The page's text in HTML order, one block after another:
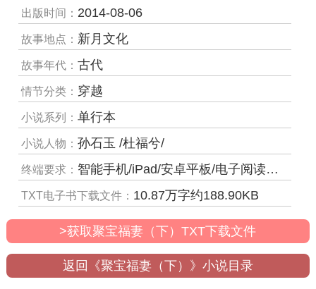
出版时间： 2014-08-06
故事地点： 新月文化
故事年代：古代
情节分类： 穿越
小说系列：单行本
小说人物：孙石玉 /杜福兮/
终端要求： 智能手机/iPad/安卓平板/电子阅读器/MP4等
TXT电子书下载文件： 10.87万字约188.90KB
>获取聚宝福妻（下）TXT下载文件
返回《聚宝福妻（下）》小说目录